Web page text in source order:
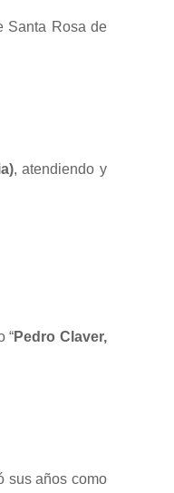
Santa Rosa de
, atendiendo y
“Pedro Claver,
sus años como